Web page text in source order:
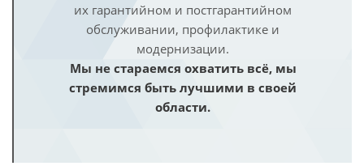
их гарантийном и постгарантийном
обслуживании, профилактике и
модернизации.
Мы не стараемся охватить всё, мы
стремимся быть лучшими в своей
области.